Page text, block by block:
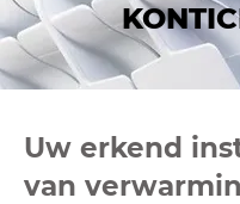
Uw erkend
van